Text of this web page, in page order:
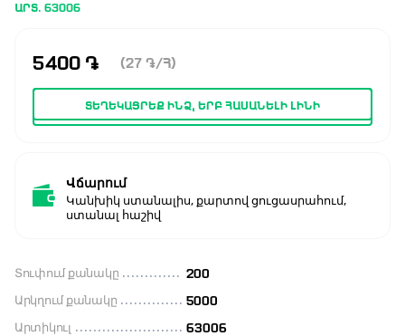
ԱՐՏ. 63006
5400 ֏ (27 ֏ /Հ)
ՏԵՂԵԿԱՑՐԵՔ ԻՆՁ, ԵՐԲ ՀԱՍԱՆԵԼԻ ԼԻՆԻ
Վճարում
Կանխիկ ստանալիս, քարտով ցուցասրահում,
ստանալ հաշիվ
Տուփում քանակը 200
Արկղում քանակը 5000
Արտիկուլ 63006